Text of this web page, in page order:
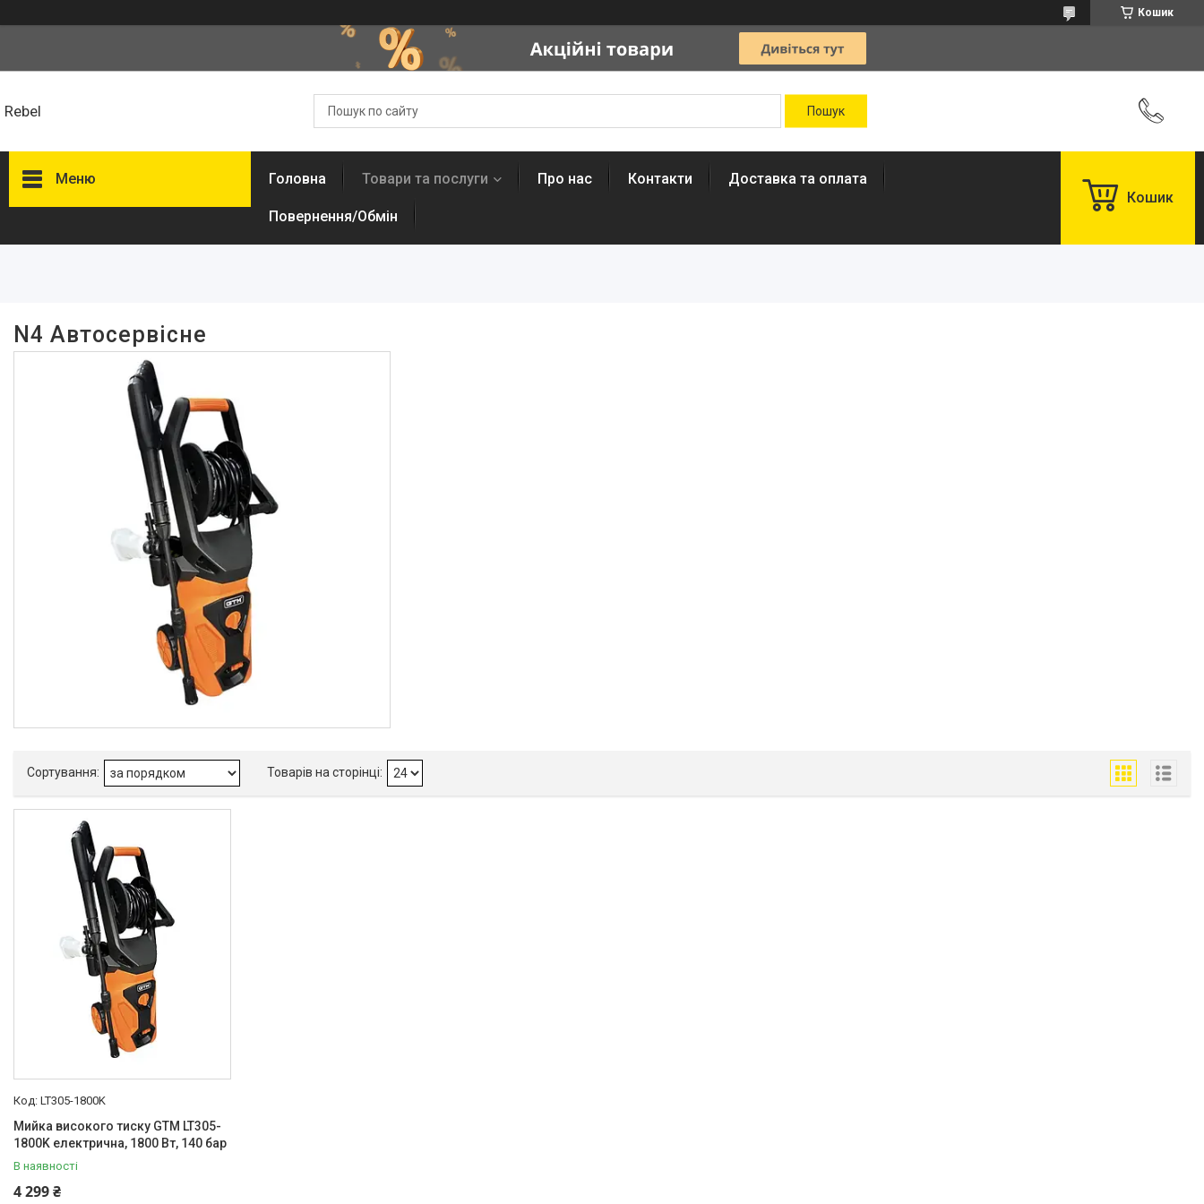
Кошик
Rebel
Меню
В наявності 1
Головна Товари та послуги Про нас Контакти Доставка та оплата
Повернення/Обмін
Кошик
N4 Автосервісне
LT305-1800K
Мийка високого тиску GTM LT305-
1800K електрична, 1800 Вт, 140 бар
В наявності
4 299 ₴